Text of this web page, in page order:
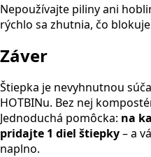
Nepoužívajte piliny ani
rýchlo sa zhutnia, čo
Záver
Štiepka je nevyhnutnou
HOTBINu. Bez nej
Jednoduchá pomôcka: na
pridajte 1 diel štiepky– a
naplno.